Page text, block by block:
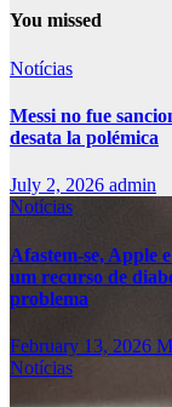
You missed
Notícias
Messi no fue
desata la polémica
July 2, 2026 admin
Notícias
Afastem-se, Apple
um recurso de
problema
February 13, 2026
Notícias